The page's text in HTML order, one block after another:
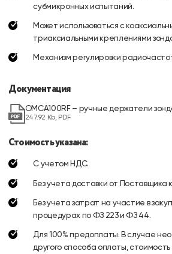
субмикронных испытаний.
Может использоваться с
триаксиальными креплениями
Механизм регулировки
Документация
OMCA100RF – ручные держатели
247.92 Kb, PDF
Стоимость указана:
С учетом НДС.
Без учета доставки от Поставщика к
Без учета затрат на участие в
процедурах по ФЗ 223 и ФЗ 44.
Для 100% предоплаты. В случае
другого способа оплаты, стоимость